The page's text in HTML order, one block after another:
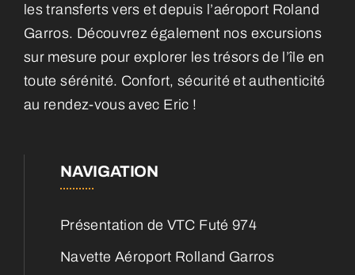
les transferts vers et depuis l’aéroport Roland
Garros. Découvrez également nos excursions
sur mesure pour explorer les trésors de l’île en
toute sérénité. Confort, sécurité et authenticité
au rendez-vous avec Eric !
NAVIGATION
Présentation de VTC Futé 974
Navette Aéroport Rolland Garros